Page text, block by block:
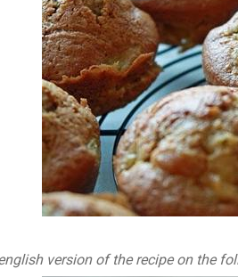
version of the recipe on the